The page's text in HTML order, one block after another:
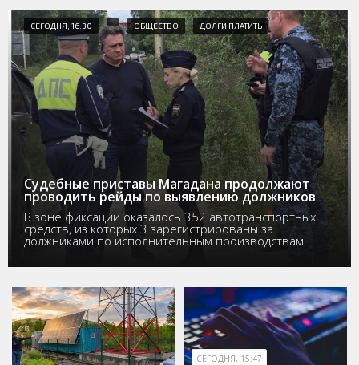
СЕГОДНЯ, 16:30 ОБЩЕСТВО ДОЛГИ ПЛАТИТЬ
Судебные приставы Магадана продолжают
проводить рейды по выявлению должников
В зоне фиксации оказалось 352 автотранспортных
средств, из которых 3 зарегистрированы за
должниками по исполнительным производствам
СЕГОДНЯ, 15:47